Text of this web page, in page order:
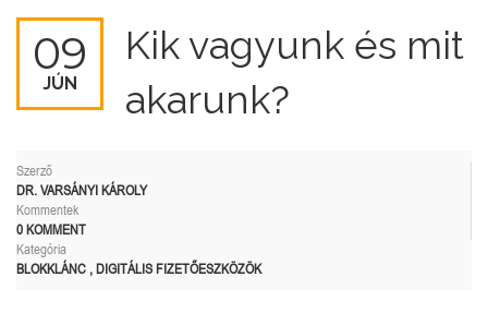
09
JÚN
Kik vagyunk és mit
akarunk?
Szerző
DR. VARSÁNYI KÁROLY
Kommentek
0 KOMMENT
Kategória
BLOKKLÁNC , DIGITÁLIS FIZETŐESZKÖZÖK